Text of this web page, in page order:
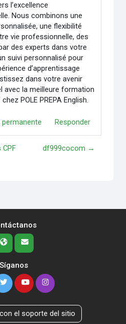
l’excellence
Nous combinons une
une flexibilité
vie professionnelle, des
des experts dans votre
suivi personnalisé pour
d’apprentissage
dans votre avenir
avec la meilleure formation
chez POLE PREPA English.
permanente Responder
df999cocom →
Síganos
el soporte del sitio